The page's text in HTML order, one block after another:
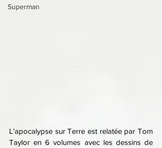
Superman
L'apocalypse sur Terre est relatée par Tom
Taylor en 6 volumes avec les dessins de